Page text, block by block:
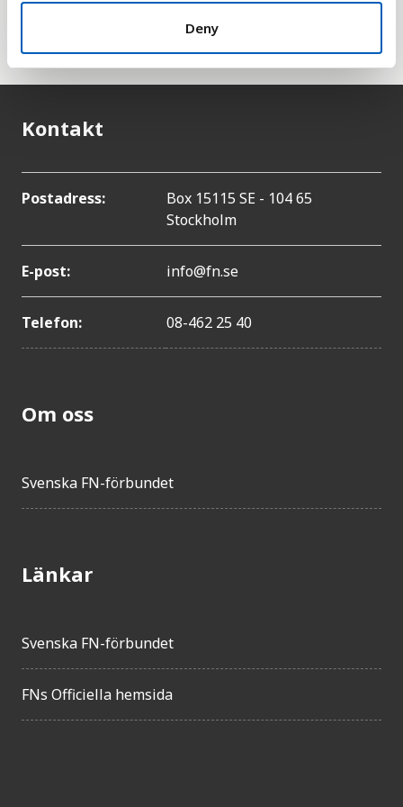
Deny
Kontakt
Postadress:
Box 15115 SE - 104 65
Stockholm
E-post: info@fn.se
Telefon: 08-462 25 40
Om oss
Svenska FN-förbundet
Länkar
Svenska FN-förbundet
FNs Officiella hemsida